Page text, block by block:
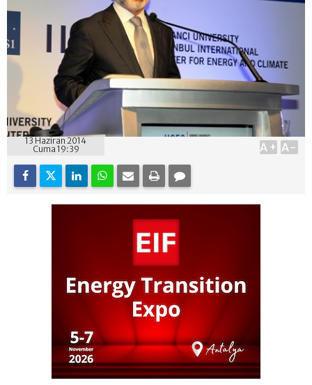
13 Haziran 2014
Cuma 19:39
A+ A-